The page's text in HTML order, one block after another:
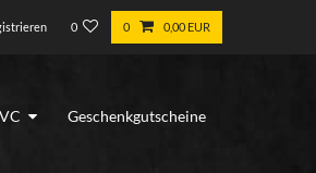
0 0 0,00 EUR
Geschenkgutscheine